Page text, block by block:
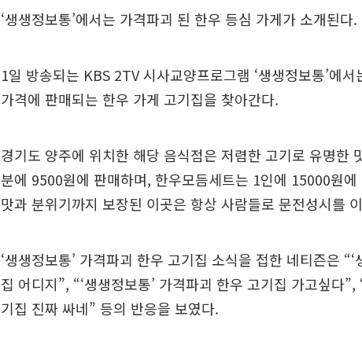
‘생생정보통’에서는 가격파괴 된 한우 등심 가게가 소개된다.
1일 방송되는 KBS 2TV 시사교양프로그램 ‘생생정보통’에
가격에 판매되는 한우 가게 고기집을 찾아간다.
경기도 양주에 위치한 해당 음식점은 저렴한 고기로 유명한
분에 9500원에 판매하며, 한우모듬세트는 1인에 15000원
맛과 분위기까지 보장된 이곳은 항상 사람들로 문전성시를
‘생생정보통’ 가격파괴 한우 고기집 소식을 접한 네티즌은
집 어디지”, “‘생생정보통’ 가격파괴 한우 고기집 가고싶다”,
기집 진짜 싸네” 등의 반응을 보였다.